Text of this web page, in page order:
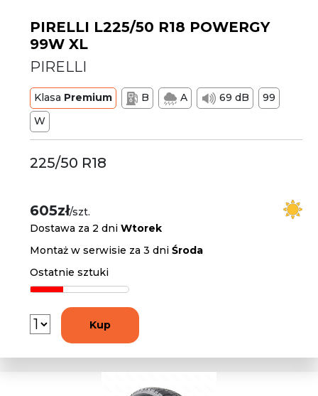
PIRELLI L225/50 R18 POWERGY
99W XL
PIRELLI
Klasa Premium B A 69 dB
99
W
225/50 R18
605zł/szt.
Dostawa za 2 dniWtorek
Montaż w serwisie za 3 dniŚroda
Ostatnie sztuki
Kup